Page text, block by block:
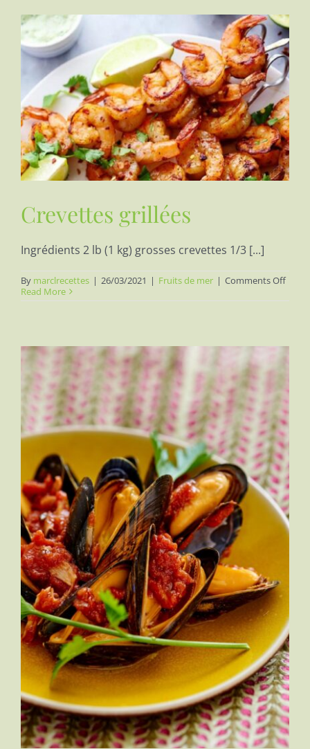
la
crème
Crevettes grillées
Ingrédients 2 lb (1 kg) grosses crevettes 1/3 [...]
By marclrecettes | 26/03/2021 | Fruits de mer | Comments Offon
Read More